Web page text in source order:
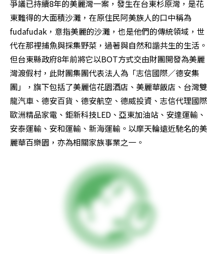
爭議已持續8年的美麗灣一案，發生在台東杉原灣，是花
東難得的大面積沙灘，在原住民阿美族人的口中稱為
fudafudak，意指美麗的沙灘，也是他們的傳統領域，世
代在那裡捕魚與採集野菜，過著與自然和諧共生的生活。
但台東縣政府8年前將它以BOT方式交由財團開發為美麗
灣渡假村，此財團集團代表法人為「志信國際／德安集
團」，旗下包括了美麗信花園酒店、美麗華飯店、台灣雙
龍汽車、德安百貨、德安航空、德威投資、志信代理國際
歐洲精品家電、鉅新科技LED、亞東加油站、安達運輸、
安泰運輸、安和運輸、新海運輸。以摩天輪遠近馳名的美
麗華百樂園，亦為相關家族事業之一。